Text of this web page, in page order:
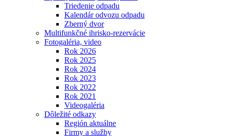
Triedenie odpadu
Kalendár odvozu odpadu
Zberný dvor
Multifunkčné ihrisko-rezervácie
Fotogaléria, video
Rok 2026
Rok 2025
Rok 2024
Rok 2023
Rok 2022
Rok 2021
Videogaléria
Dôležité odkazy
Región aktuálne
Firmy a služby